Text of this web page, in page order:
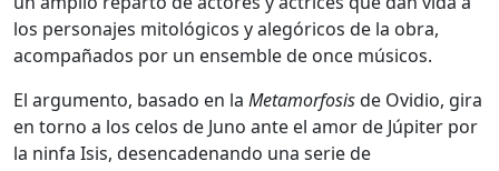
los personajes mitológicos y alegóricos de la obra,
acompañados por un ensemble de once músicos.
El argumento, basado en la Metamorfosisde Ovidio, gira
en torno a los celos de Juno ante el amor de Júpiter por
la ninfa Isis, desencadenando una serie de